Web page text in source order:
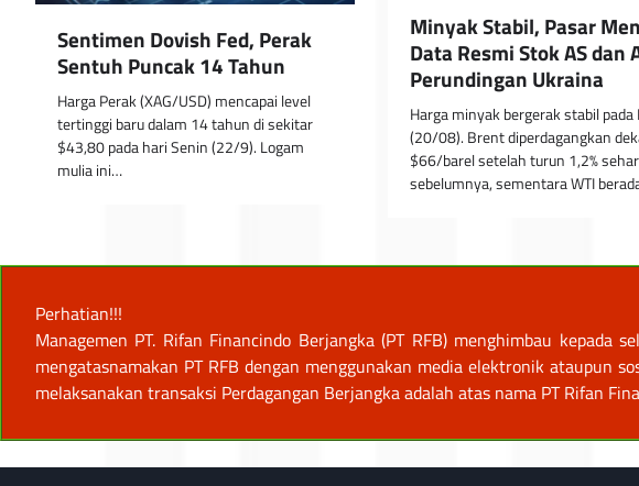
Sentimen Dovish Fed, Perak
Sentuh Puncak 14 Tahun
Harga Perak (XAG/USD) mencapai level
tertinggi baru dalam 14 tahun di sekitar
$43,80 pada hari Senin (22/9). Logam
mulia ini…
Minyak Stabil, Pasar
Data Resmi Stok AS dan
Perundingan Ukraina
Harga minyak bergerak stabil pada
(20/08). Brent diperdagangkan
$66/barel setelah turun 1,2%
sebelumnya, sementara WTI
Perhatian!!!
Managemen PT. Rifan Financindo Berjangka (PT RFB) menghimbau
mengatasnamakan PT RFB dengan menggunakan media elektronik ataupun
melaksanakan transaksi Perdagangan Berjangka adalah atas nama PT Rifan